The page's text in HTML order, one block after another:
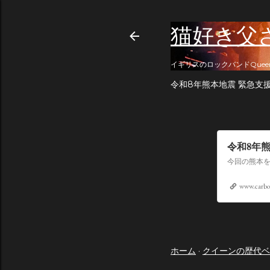
猫好き父
イギリスのロックバンド
令和8年熊本地震 緊急支
令和8年
ホーム クイーンの歴代